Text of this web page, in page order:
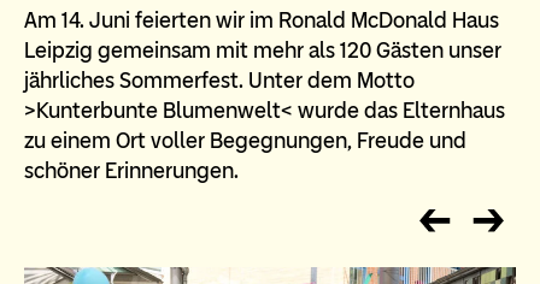
Am 14. Juni feierten wir im Ronald McDonald Haus
Leipzig gemeinsam mit mehr als 120 Gästen unser
jährliches Sommerfest. Unter dem Motto
>Kunterbunte Blumenwelt< wurde das Elternhaus
zu einem Ort voller Begegnungen, Freude und
schöner Erinnerungen.